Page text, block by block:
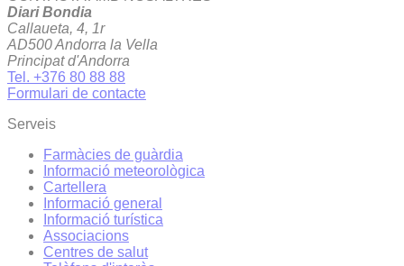
Diari Bondia
Callaueta, 4, 1r
AD500 Andorra la Vella
Principat d'Andorra
Tel. +376 80 88 88
Formulari de contacte
Serveis
Farmàcies de guàrdia
Informació meteorològica
Cartellera
Informació general
Informació turística
Associacions
Centres de salut